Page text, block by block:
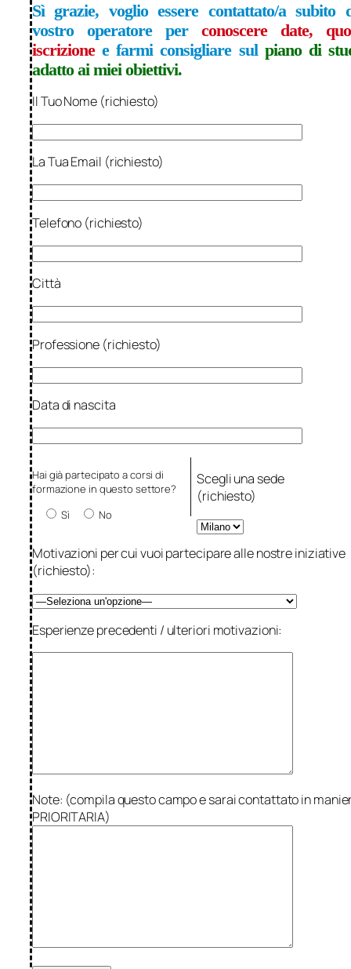
Sì grazie, voglio essere contattato/a subito
vostro operatore per conoscere date,
iscrizionee farmi consigliare sul piano di
adatto ai miei obiettivi.
Il Tuo Nome (richiesto)
La Tua Email (richiesto)
Telefono (richiesto)
Città
Professione (richiesto)
Data di nascita
Hai già partecipato a corsi di
formazione in questo settore?
Sì
No
Scegli una sede
(richiesto)
Motivazioni per cui vuoi partecipare alle nostre iniziative
(richiesto):
Esperienze precedenti / ulteriori motivazioni:
Note: (compila questo campo e sarai contattato in
PRIORITARIA)